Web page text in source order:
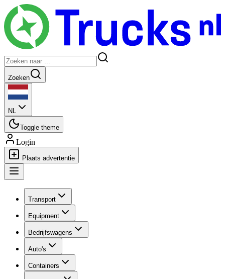
Zoeken
NL
Toggle theme
Login
Plaats advertentie
Transport
Equipment
Bedrijfswagens
Auto's
Containers